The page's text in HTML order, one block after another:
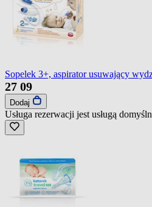
Sopelek 3+, aspirator usuwający
27 09
Dodaj
Usługa rezerwacji jest usługą